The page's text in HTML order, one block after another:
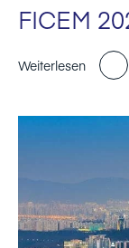
FICEM
Weiterlesen